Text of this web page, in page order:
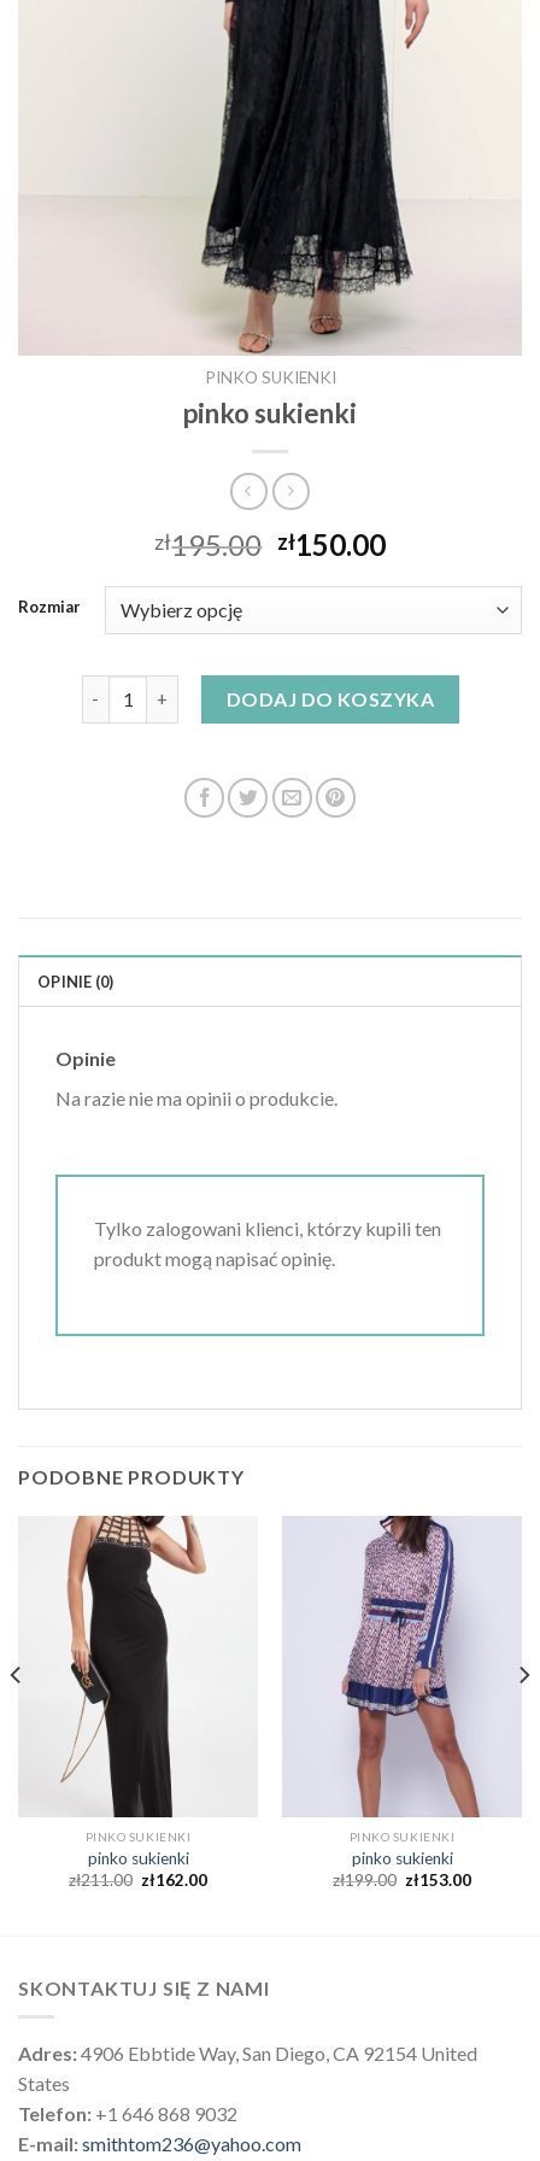
PINKO SUKIENKI
pinko sukienki
zł195.00 zł150.00
Rozmiar
DODAJ DO KOSZYKA
OPINIE (0)
Opinie
Na razie nie ma opinii o produkcie.
Tylko zalogowani klienci, którzy kupili ten
produkt mogą napisać opinię.
PODOBNE PRODUKTY
PINKO SUKIENKI
pinko sukienki
zł211.00 zł162.00
PINKO SUKIENKI
pinko sukienki
zł199.00 zł153.00
SKONTAKTUJ SIĘ Z NAMI
Adres:4906 Ebbtide Way, San Diego, CA 92154 United
States
Telefon: +1 646 868 9032
E-mail:smithtom236@yahoo.com